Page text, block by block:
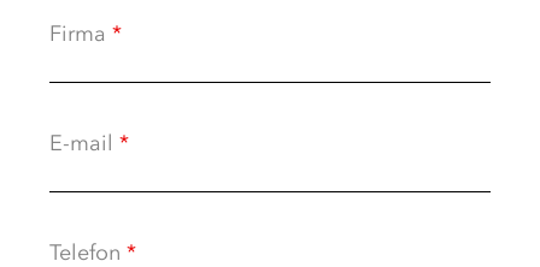
Firma *
E-mail *
Telefon *